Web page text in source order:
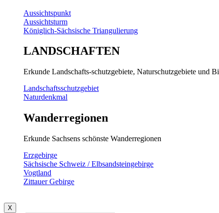
Aussichtspunkt
Aussichtsturm
Königlich-Sächsische Triangulierung
LANDSCHAFTEN
Erkunde Landschafts-schutzgebiete, Naturschutzgebiete und
Landschaftsschutzgebiet
Naturdenkmal
Wanderregionen
Erkunde Sachsens schönste Wanderregionen
Erzgebirge
Sächsische Schweiz / Elbsandsteingebirge
Vogtland
Zittauer Gebirge
X